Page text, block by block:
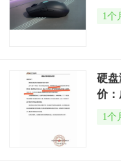
1个
硬
价
1个